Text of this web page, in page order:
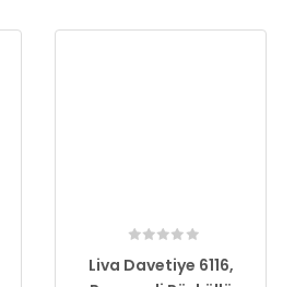
Liva Davetiye 6116,